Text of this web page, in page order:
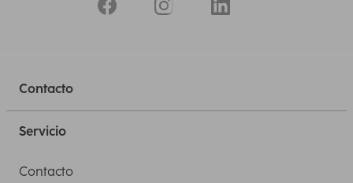
Contacto
Servicio
Contacto